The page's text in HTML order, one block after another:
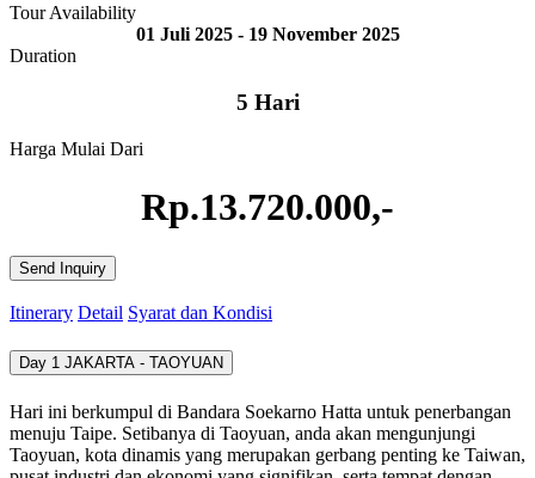
Tour Availability
01 Juli 2025 - 19 November 2025
Duration
5 Hari
Harga Mulai Dari
Rp.13.720.000,-
Send Inquiry
Itinerary Detail Syarat dan Kondisi
Day 1 JAKARTA - TAOYUAN
Hari ini berkumpul di Bandara Soekarno Hatta untuk penerbangan
menuju Taipe. Setibanya di Taoyuan, anda akan mengunjungi
Taoyuan, kota dinamis yang merupakan gerbang penting ke Taiwan,